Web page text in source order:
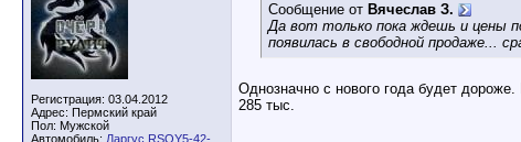
Регистрация: 03.04.2012
Адрес: Пермский край
Пол: Мужской
Автомобиль: Ларгус RSOY5-42-
Сообщение от Вячеслав З.
Да вот только пока ждешь и цены
появилась в свободной продаже...
Однозначно с нового года будет
285 тыс.